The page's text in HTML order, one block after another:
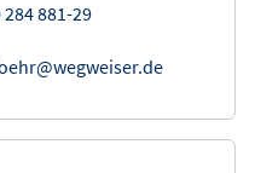
284 881-29